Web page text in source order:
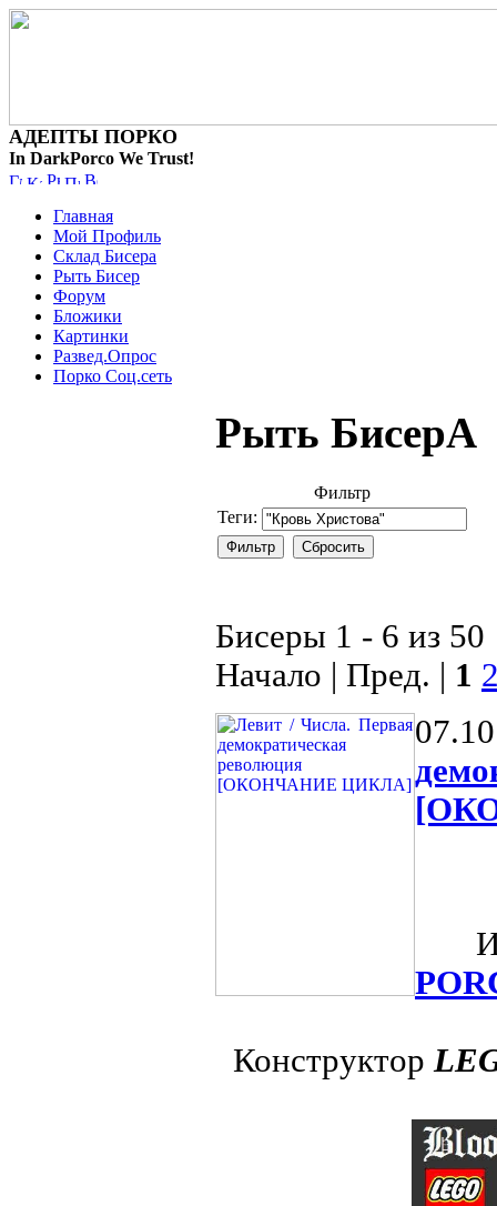
АДЕПТЫ ПОРКО
In DarkPorco We Trust!
Главная
Мой Профиль
Склад Бисера
Рыть Бисер
Форум
Бложики
Картинки
Развед.Опрос
Порко Соц.сеть
Рыть БисерА
Фильтр
Теги:
Бисеры 1 - 6 из 50
Начало | Пред. | 1
Из
Конструктор